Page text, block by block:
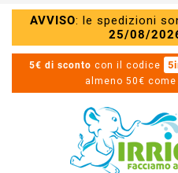
AVVISO: le spedizioni
25/08/
5€ di sconto con il codice
almeno 50€ come